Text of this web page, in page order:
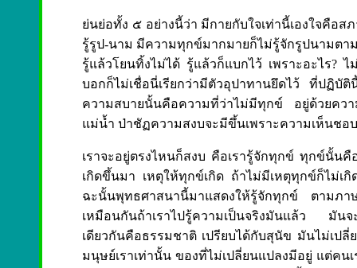
ย่นย่อทั้ง ๕ อย่างนี้ว่า มีกายกับใจเท่านี้เองใจคือ
รู้รูป-นาม มีความทุกข์มากมายก็ไม่รู้จักรูปนามตา
รู้แล้วโยนทิ้งไม่ได้ รู้แล้วก็แบกไว้ เพราะอะไร?
บอกก็ไม่เชื่อนี่เรียกว่ามีตัวอุปาทานยึดไว้ ที่ปฏิบั
ความสบายนั้นคือความที่ว่าไม่มีทุกข์ อยู่ด้วยคว
แม่น้ำ ป่าชัฏความสงบจะมีขึ้นเพราะความเห็นช
เราจะอยู่ตรงไหนก็สงบ คือเรารู้จักทุกข์ ทุกข์นั้น
เกิดขึ้นมา เหตุให้ทุกข์เกิด ถ้าไม่มีเหตุทุกข์ก็ไม่เ
ฉะนั้นพุทธศาสนานี้มาแสดงให้รู้จักทุกข์ ตามภา
เหมือนกันถ้าเราไปรู้ความเป็นจริงมันแล้ว มันจ
เดียวกันคือธรรมชาติ เปรียบได้กับสุนัข มันไม่เป
มนุษย์เราเท่านั้น ของที่ไม่เปลี่ยนแปลงมีอยู่ แต่ค